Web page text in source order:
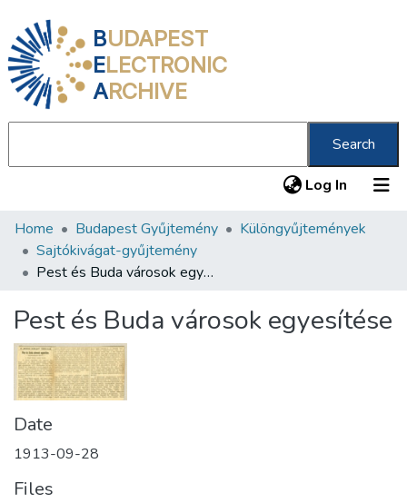
BUDAPEST
ELECTRONIC
ARCHIVE
Search
Log In (current)
Communities & Collections
All of DSpace
About us
Home Budapest Gyűjtemény
Különgyűjtemények
Sajtókivágat-gyűjtemény
Pest és Buda városok egyesítése
Pest és Buda városok egyesítése
Date
1913-09-28
Files